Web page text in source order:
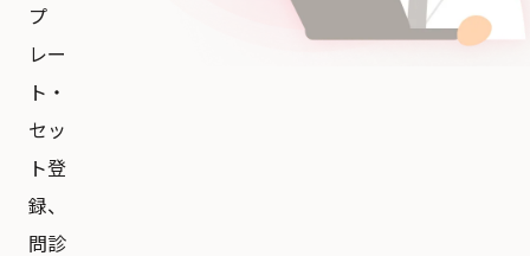
プ
レー
ト・
セッ
ト登
録、
問診